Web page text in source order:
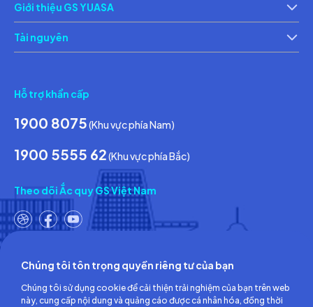
Giới thiệu GS YUASA
Tài nguyên
Hỗ trợ khẩn cấp
1900 8075(Khu vực phía Nam)
1900 5555 62(Khu vực phía Bắc)
Theo dõi Ắc quy GS Việt Nam
Công ty TNHH Ắc quy GS Việt Nam
Số 18, đường số 3, KCN Việt Nam-Singapore,
Chúng tôi tôn trọng quyền riêng tư của bạn
Chúng tôi sử dụng cookie để cải thiện trải nghiệm của bạn trên web
này, cung cấp nội dung và quảng cáo được cá nhân hóa, đồng thời